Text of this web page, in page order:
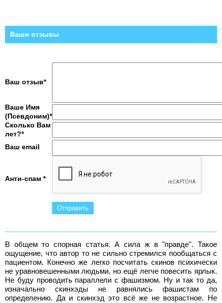
Ваши отзывы
Ваш отзыв*
Ваше Имя
(Псевдоним)*
Сколько Вам
лет?*
Ваш email
Анти-спам *
В общем то спорная статья. А сила ж в "правде". Такое
ощущение, что автор то не сильно стремился пообщаться с
пациентом. Конечно же легко посчитать скинов психически
не уравновешенными людьми, но ещё легче повесить ярлык.
Не буду проводить параллели с фашизмом. Ну и так то да,
изначально скинхэды не равнялись фашистам по
определению. Да и скинхэд это всё же не возрастное. Не